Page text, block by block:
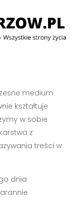
medium
kształtuje
w sobie
z
treści w
dnia